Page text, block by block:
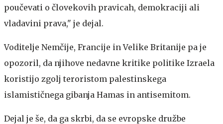
poučevati o človekovih pravicah, demokraciji ali
vladavini prava," je dejal.
Voditelje Nemčije, Francije in Velike Britanije pa je
opozoril, da njihove nedavne kritike politike Izraela
koristijo zgolj teroristom palestinskega
islamističnega gibanja Hamas in antisemitom.
Dejal je še, da ga skrbi, da se evropske družbe